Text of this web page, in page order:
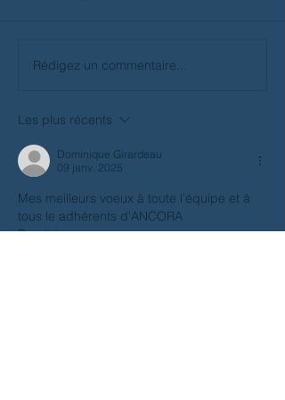
Rédigez un commentaire...
Les plus récents
Dominique Girardeau
09 janv. 2025
Mes meilleurs voeux à toute l'équipe et à
tous le adhérents d'ANCORA
Dominique